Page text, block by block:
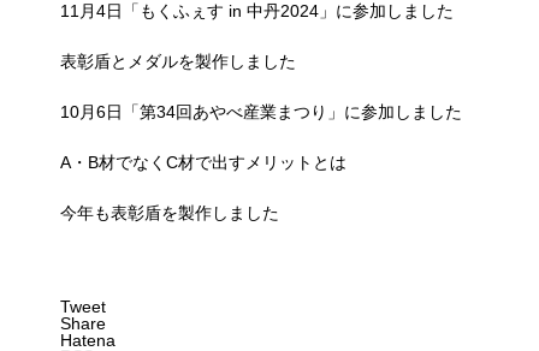
11月4日「もくふぇす in 中丹2024」に参加しました
表彰盾とメダルを製作しました
10月6日「第34回あやべ産業まつり」に参加しました
A・B材でなくC材で出すメリットとは
今年も表彰盾を製作しました
Tweet
Share
Hatena